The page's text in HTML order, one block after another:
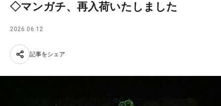
◇マンガチ、再入荷いたしました
2026.06.12
記事をシェア